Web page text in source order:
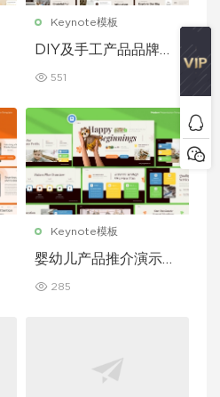
Keynote模板
DIY及手工产品品牌推
eynote 模板
551
Keynote模板
婴幼儿产品推介演示文
模板
285